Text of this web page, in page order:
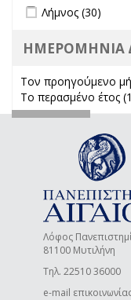
Apply Λήμνος filter
Λήμνος (30)
ΗΜΕΡΟΜΗΝΙΑ
Τον προηγούμενο
Το περασμένο έτος
Λόφος
81100 Μυτιλήνη
Τηλ. 22510 36000
e-mail